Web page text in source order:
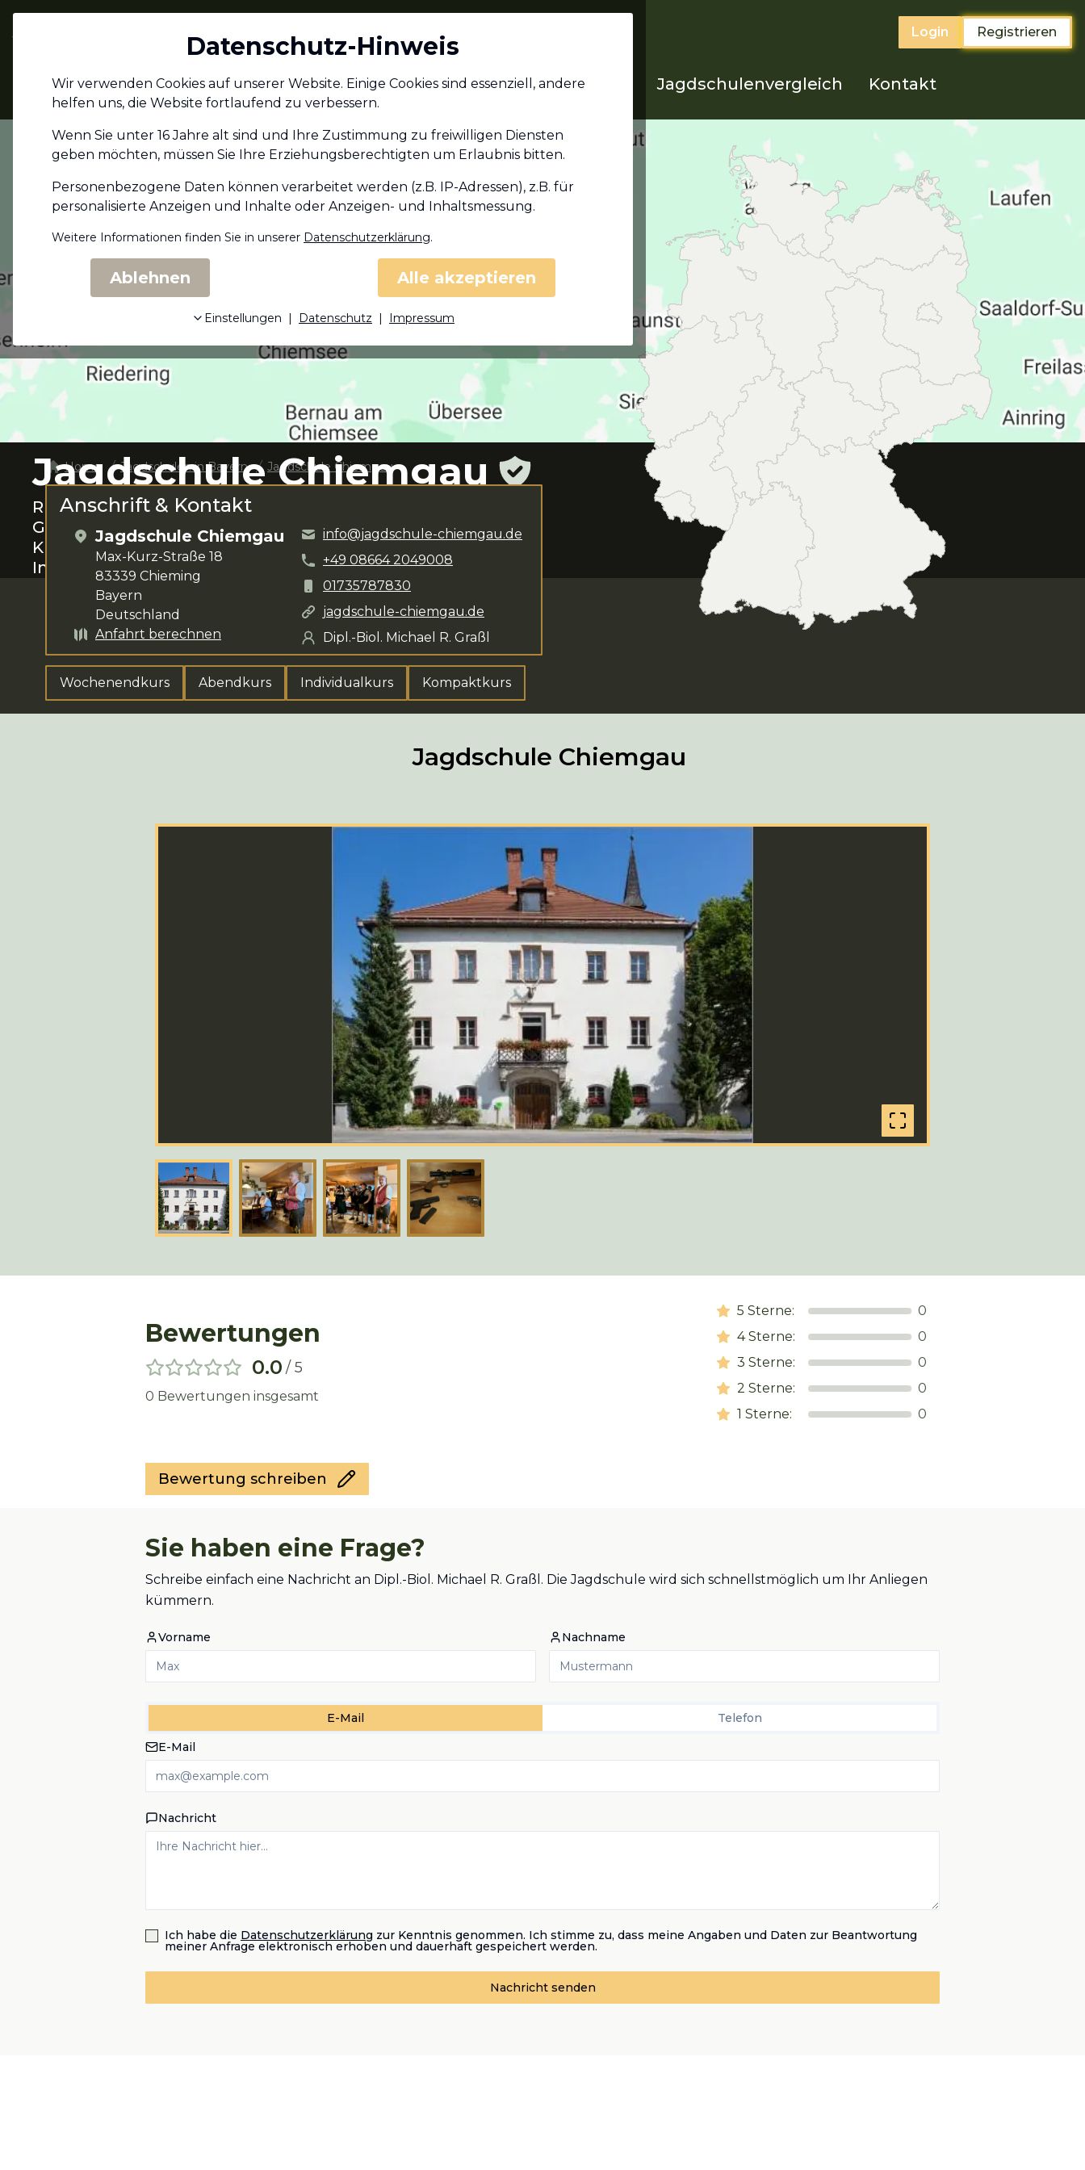
Login Registrieren
Alle Infos zum
Jagdschein
Jagdschein in deinem
Bundesland
Jagdschulenvergleich Kontakt
Jagdschule Chiemgau
Rund umChiemingdas Jagen lernen.
Graßlsteht dir für deine Anliegen zur Verfügung. Das
Kursangebot umfasst Wochenendkurs, Abendkurs,
Individualkurs und Kompaktkurs.
Home Jagdschulen inBayern Jagdschule Chiemgau
Anschrift & Kontakt
Jagdschule Chiemgau
Max-Kurz-Straße 18
83339 Chieming
Bayern
Deutschland
Anfahrt berechnen
info@jagdschule-chiemgau.de
+49 08664 2049008
01735787830
jagdschule-chiemgau.de
Dipl.-Biol. Michael R. Graßl
Wochenendkurs Abendkurs Individualkurs Kompaktkurs
Jagdschule Chiemgau
Bewertungen
0.0 / 5
0 Bewertungen insgesamt
5 Sterne:
0
4Sterne:
0
3 Sterne:
0
2 Sterne:
0
1 Sterne: 0
Bewertung schreiben
Sie haben eine Frage?
Schreibe einfach eine Nachricht an Dipl.-Biol. Michael R. Graßl. Die Jagdschule wird sich schnellstmöglich um Ihr Anliegen
kümmern.
Vorname Nachname
E-Mail
Telefon
E-Mail
Nachricht
Ich habe die Datenschutzerklärung zur Kenntnis genommen. Ich stimme zu, dass meine Angaben und Daten zur Beantwortung
meiner Anfrage elektronisch erhoben und dauerhaft gespeichert werden.
Nachricht senden
Datenschutz-Hinweis
Wir verwenden Cookies auf unserer Website. Einige Cookies sind essenziell, andere
helfen uns, die Website fortlaufend zu verbessern.
Wenn Sie unter 16 Jahre alt sind und Ihre Zustimmung zu freiwilligen Diensten
geben möchten, müssen Sie Ihre Erziehungs­berechtigten um Erlaubnis bitten.
Personenbezogene Daten können verarbeitet werden (z.B. IP-Adressen), z.B. für
personalisierte Anzeigen und Inhalte oder Anzeigen- und Inhaltsmessung.
Weitere Informationen finden Sie in unserer Datenschutzerklärung.
Ablehnen Alle akzeptieren
Einstellungen | Datenschutz | Impressum